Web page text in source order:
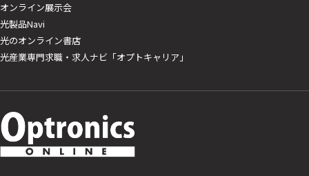
オンライン展示会
光製品Navi
光のオンライン書店
光産業専門求職・求人ナビ「オプトキャリア」